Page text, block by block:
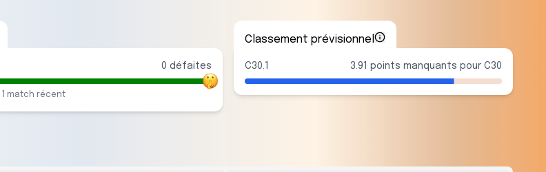
0 défaites
match récent
Classement prévisionnel
C30.1 3.91 points manquants pour C30